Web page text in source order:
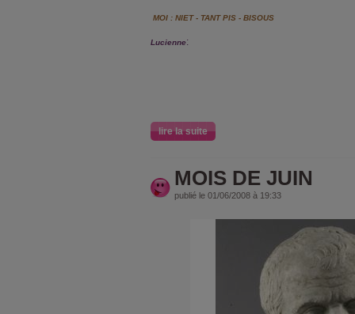
MOI : NIET - TANT PIS - BISOUS
Lucienne:
lire la suite
MOIS DE JUIN
publié le 01/06/2008 à 19:33